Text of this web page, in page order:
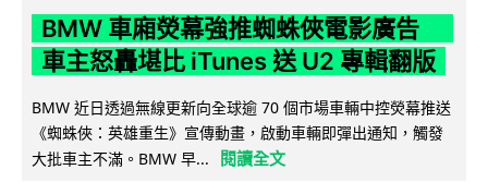
BMW 車廂熒幕強推蜘蛛俠電影廣告
車主怒轟堪比 iTunes 送 U2 專輯翻版
BMW 近日透過無線更新向全球逾 70 個市場車輛中控熒幕推送
《蜘蛛俠：英雄重生》宣傳動畫，啟動車輛即彈出通知，觸發
大批車主不滿。BMW 早...
閱讀全文